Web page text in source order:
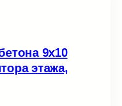
9х10
этажа,